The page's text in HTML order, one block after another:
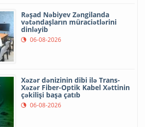
Rəşad Nəbiyev Zəngilanda
vətəndaşların müraciətlərini
dinləyib
06-08-2026
Xəzər dənizinin dibi ilə Trans-
Xəzər Fiber-Optik Kabel Xəttinin
çəkilişi başa çatıb
06-08-2026